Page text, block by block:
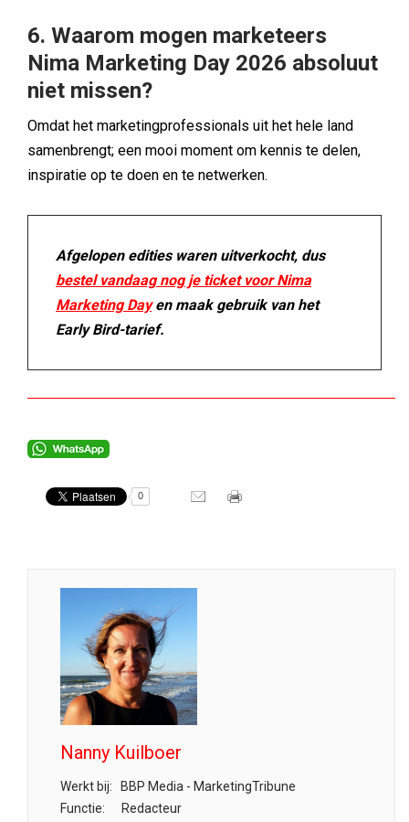
6. Waarom mogen marketeers
Nima Marketing Day 2026 absoluut
niet missen?
Omdat het marketingprofessionals uit het hele land
samenbrengt; een mooi moment om kennis te delen,
inspiratie op te doen en te netwerken.
Afgelopen edities waren uitverkocht, dus
bestel vandaag nog je ticket voor Nima
Marketing Dayen maak gebruik van het
Early Bird-tarief.
0
Nanny Kuilboer
Werkt bij:
BBP Media - MarketingTribune
Functie:
Redacteur